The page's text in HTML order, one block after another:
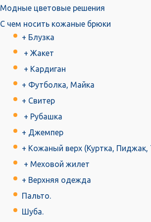
Модные цветовые решения
С чем носить кожаные брюки
+ Блузка
+ Жакет
+ Кардиган
+ Футболка, Майка
+ Свитер
+ Рубашка
+ Джемпер
+ Кожаный верх (Куртка, Пиджак,
+ Меховой жилет
+ Верхняя одежда
Пальто.
Шуба.